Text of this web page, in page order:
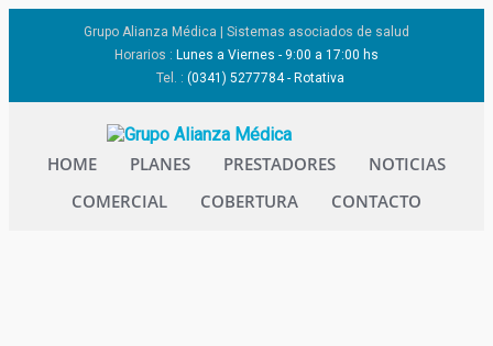
Grupo Alianza Médica | Sistemas asociados de salud
Horarios : Lunes a Viernes - 9:00 a 17:00 hs
Tel. : (0341) 5277784 - Rotativa
HOME PLANES PRESTADORES
NOTICIAS
COMERCIAL
COBERTURA CONTACTO